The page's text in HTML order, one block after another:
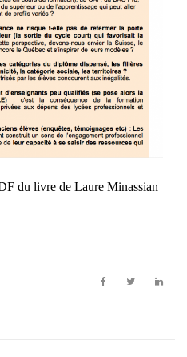
du livre de Laure Minassian